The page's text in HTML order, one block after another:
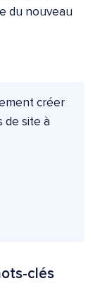
du nouveau
créer
de site à
clés